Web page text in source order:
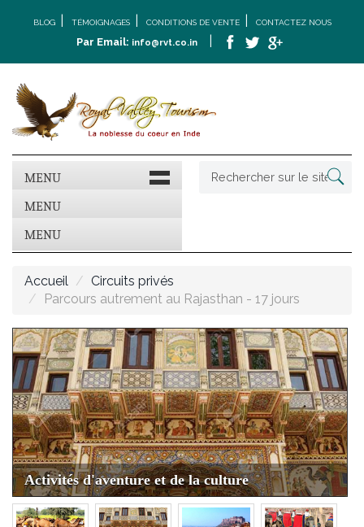
BLOG TÉMOIGNAGES CONDITIONS DE VENTE CONTACTEZ NOUS
Par Email: info@rvt.co.in
MENU
MENU
MENU
Accueil
Circuits privés
Parcours autrement au Rajasthan - 17 jours
Activités d'aventure et de la culture